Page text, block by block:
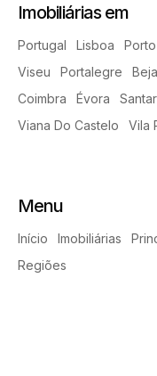
Imobiliárias em
Portugal Lisboa Porto
Viseu
Portalegre Beja
Coimbra
Évora
Viana Do Castelo
Vila
Menu
Início Imobiliárias
Regiões